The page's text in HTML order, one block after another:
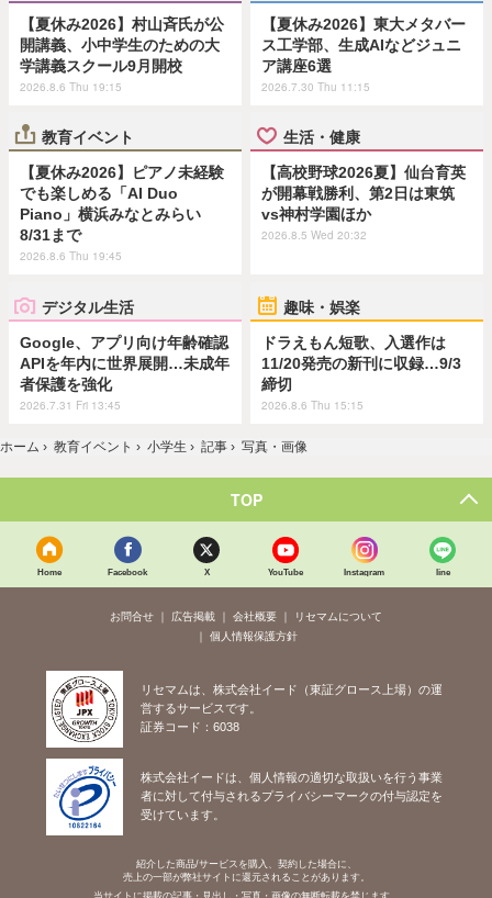
【夏休み2026】村山斉氏が公
開講義、小中学生のための大
学講義スクール9月開校
2026.8.6 Thu 19:15
【夏休み2026】東大メタバー
ス工学部、生成AIなどジュニ
ア講座6選
2026.7.30 Thu 11:15
教育イベント
【夏休み2026】ピアノ未経験
でも楽しめる「AI Duo
Piano」横浜みなとみらい
8/31まで
2026.8.6 Thu 19:45
生活・健康
【高校野球2026夏】仙台育英
が開幕戦勝利、第2日は東筑
vs神村学園ほか
2026.8.5 Wed 20:32
デジタル生活
Google、アプリ向け年齢確認
APIを年内に世界展開…未成年
者保護を強化
2026.7.31 Fri 13:45
趣味・娯楽
ドラえもん短歌、入選作は
11/20発売の新刊に収録…9/3
締切
2026.8.6 Thu 15:15
ホーム › 教育イベント › 小学生 › 記事 › 写真・画像
TOP
Home Facebook X YouTube Instagram line
お問合せ 広告掲載 会社概要
リセマムについて
個人情報保護方針
リセマムは、株式会社イード（東証グロース上場）の運
営するサービスです。
証券コード：6038
株式会社イードは、個人情報の適切な取扱いを行う事業
者に対して付与されるプライバシーマークの付与認定を
受けています。
紹介した商品/サービスを購入、契約した場合に、
売上の一部が弊社サイトに還元されることがあります。
当サイトに掲載の記事・見出し・写真・画像の無断転載を禁じます。